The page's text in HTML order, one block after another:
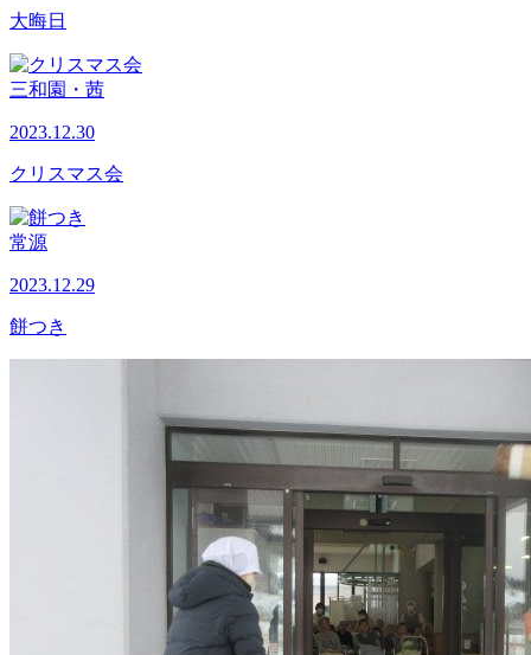
大晦日
三和園・茜
2023.12.30
クリスマス会
常源
2023.12.29
餅つき